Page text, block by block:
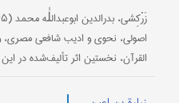
اصولی، نحوی و اديب شافعی مصری،
القرآن، نخستين اثر تأليف‌شده در اين